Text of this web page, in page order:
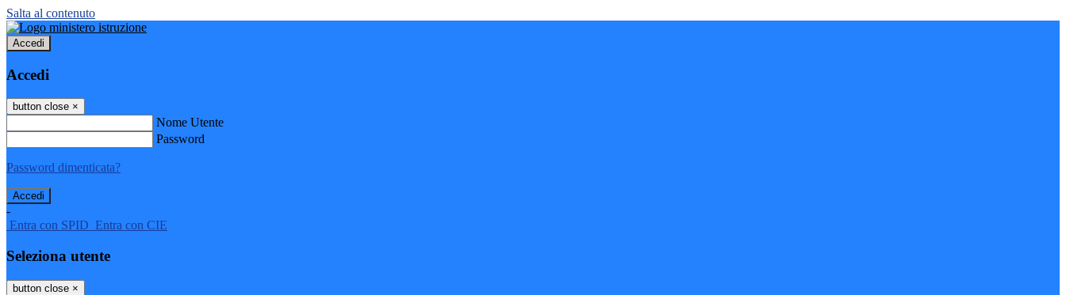
Salta al contenuto
Accedi
Accedi
button close ×
Nome Utente
Password
Password dimenticata?
-
Entra con SPID Entra con CIE
Seleziona utente
button close ×